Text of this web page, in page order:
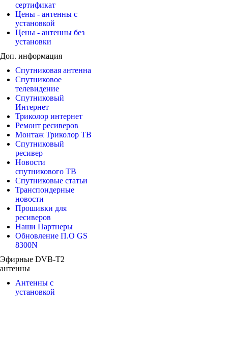
сертификат
Цены - антенны с
установкой
Цены - антенны без
установки
Доп. информация
Спутниковая антенна
Спутниковое
телевидение
Спутниковый
Интернет
Триколор интернет
Ремонт ресиверов
Монтаж Триколор ТВ
Спутниковый
ресивер
Новости
спутникового ТВ
Спутниковые статьи
Транспондерные
новости
Прошивки для
ресиверов
Наши Партнеры
Обновление П.О GS
8300N
Эфирные DVB-T2
антенны
Антенны с
установкой